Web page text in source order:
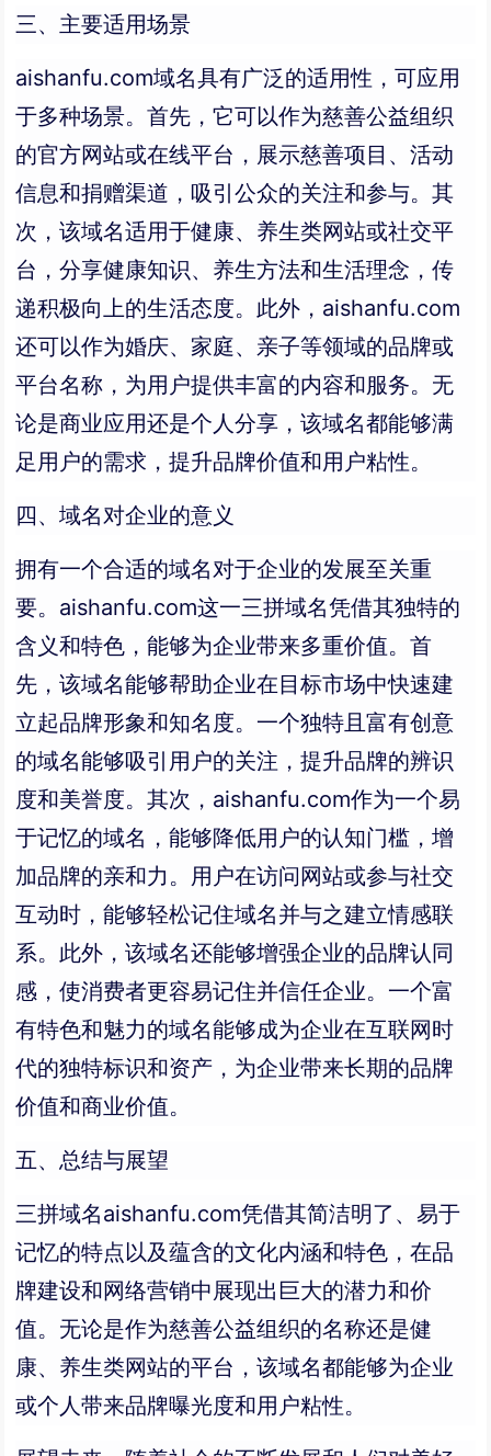
三、主要适用场景
aishanfu.com域名具有广泛的适用性，可应用
于多种场景。首先，它可以作为慈善公益组织
的官方网站或在线平台，展示慈善项目、活动
信息和捐赠渠道，吸引公众的关注和参与。其
次，该域名适用于健康、养生类网站或社交平
台，分享健康知识、养生方法和生活理念，传
递积极向上的生活态度。此外，aishanfu.com
还可以作为婚庆、家庭、亲子等领域的品牌或
平台名称，为用户提供丰富的内容和服务。无
论是商业应用还是个人分享，该域名都能够满
足用户的需求，提升品牌价值和用户粘性。
四、域名对企业的意义
拥有一个合适的域名对于企业的发展至关重
要。aishanfu.com这一三拼域名凭借其独特的
含义和特色，能够为企业带来多重价值。首
先，该域名能够帮助企业在目标市场中快速建
立起品牌形象和知名度。一个独特且富有创意
的域名能够吸引用户的关注，提升品牌的辨识
度和美誉度。其次，aishanfu.com作为一个易
于记忆的域名，能够降低用户的认知门槛，增
加品牌的亲和力。用户在访问网站或参与社交
互动时，能够轻松记住域名并与之建立情感联
系。此外，该域名还能够增强企业的品牌认同
感，使消费者更容易记住并信任企业。一个富
有特色和魅力的域名能够成为企业在互联网时
代的独特标识和资产，为企业带来长期的品牌
价值和商业价值。
五、总结与展望
三拼域名aishanfu.com凭借其简洁明了、易于
记忆的特点以及蕴含的文化内涵和特色，在品
牌建设和网络营销中展现出巨大的潜力和价
值。无论是作为慈善公益组织的名称还是健
康、养生类网站的平台，该域名都能够为企业
或个人带来品牌曝光度和用户粘性。